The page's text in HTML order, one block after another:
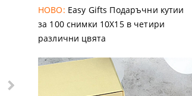
НОВО: Easy Gifts Подаръчни кутии
за 100 снимки 10X15 в четири
различни цвята